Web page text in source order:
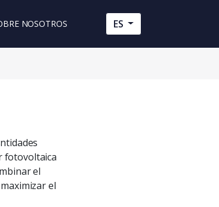
NOSOTROS ES
fotovoltaica
el
el